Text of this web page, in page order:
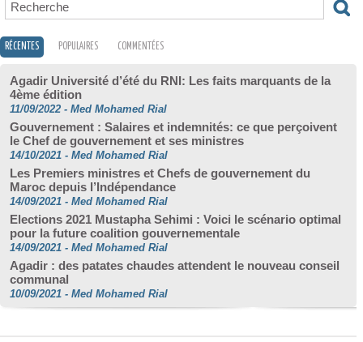
RÉCENTES POPULAIRES COMMENTÉES
Agadir Université d’été du RNI: Les faits marquants de la
4ème édition
11/09/2022 - Med Mohamed Rial
Gouvernement : Salaires et indemnités: ce que perçoivent
le Chef de gouvernement et ses ministres
14/10/2021 - Med Mohamed Rial
Les Premiers ministres et Chefs de gouvernement du
Maroc depuis l’Indépendance
14/09/2021 - Med Mohamed Rial
Elections 2021 Mustapha Sehimi : Voici le scénario optimal
pour la future coalition gouvernementale
14/09/2021 - Med Mohamed Rial
Agadir : des patates chaudes attendent le nouveau conseil
communal
10/09/2021 - Med Mohamed Rial